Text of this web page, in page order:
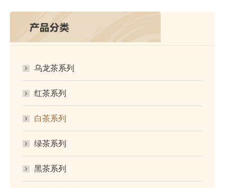
乌龙茶系列
红茶系列
白茶系列
绿茶系列
黑茶系列